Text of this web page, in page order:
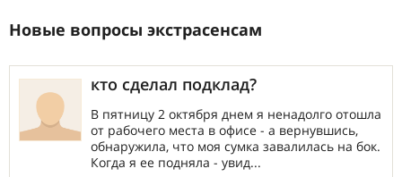
Новые вопросы экстрасенсам
кто сделал подклад?
В пятницу 2 октября днем я ненадолго отошла
от рабочего места в офисе - а вернувшись,
обнаружила, что моя сумка завалилась на бок.
Когда я ее подняла - увид...